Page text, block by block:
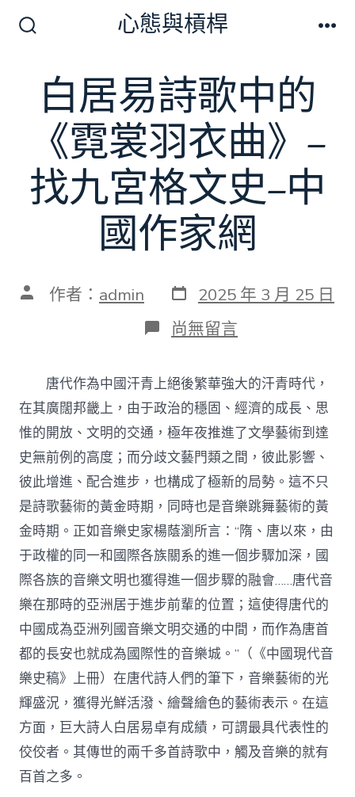
心態與槓桿
白居易詩歌中的
《霓裳羽衣曲》–
找九宮格文史–中
國作家網
文 作者： admin 發
表
日
期
2025 年 3 月 25 日
在
〈白
易
詩
歌
中
的
《霓
裳
羽
衣
曲》
–
找
九
宮
格
文
史
–
中
國
作
家
網〉
中
尚無留言
唐代作為中國汗青上絕後繁華強大的汗青時代，
在其廣闊邦畿上，由于政治的穩固、經濟的成長、思
惟的開放、文明的交通，極年夜推進了文學藝術到達
史無前例的高度；而分歧文藝門類之間，彼此影響、
彼此增進、配合進步，也構成了極新的局勢。這不只
是詩歌藝術的黃金時期，同時也是音樂跳舞藝術的黃
金時期。正如音樂史家楊蔭瀏所言：“隋、唐以來，由
于政權的同一和國際各族關系的進一個步驟加深，國
際各族的音樂文明也獲得進一個步驟的融會……唐代音
樂在那時的亞洲居于進步前輩的位置；這使得唐代的
中國成為亞洲列國音樂文明交通的中間，而作為唐首
都的長安也就成為國際性的音樂城。”（《中國現代音
樂史稿》上冊）在唐代詩人們的筆下，音樂藝術的光
輝盛況，獲得光鮮活潑、繪聲繪色的藝術表示。在這
方面，巨大詩人白居易卓有成績，可謂最具代表性的
佼佼者。其傳世的兩千多首詩歌中，觸及音樂的就有
百首之多。